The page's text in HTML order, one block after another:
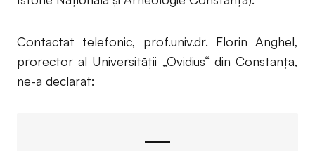
Contactat telefonic, prof.univ.dr. Florin Anghel,
prorector al Universității „Ovidius“ din Constanța,
ne-a declarat: